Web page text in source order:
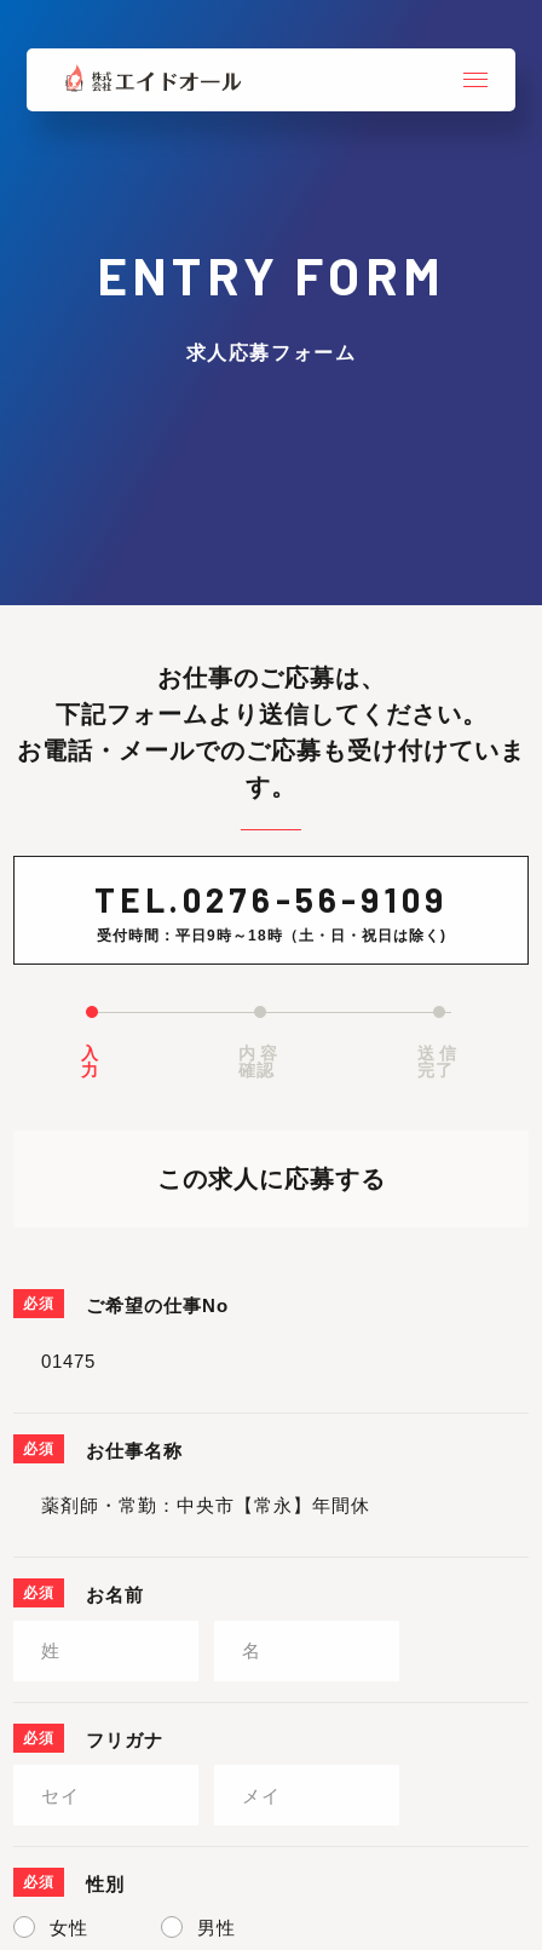
ENTRY FORM
求人応募フォーム
お仕事のご応募は、
下記フォームより送信してください。
お電話・メールでのご応募も受け付けていま
す。
TEL. 0276-56-9109
受付時間：平日9時～18時（土・日・祝日は除く)
入
力
内容
確認
送信
完了
この求人に応募する
必須 ご希望の仕事No
必須 お仕事名称
必須 お名前
必須 フリガナ
必須 性別
女性 男性